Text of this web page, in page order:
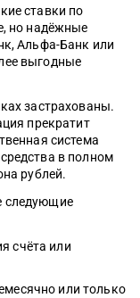
ставки по
но надёжные
Альфа-Банк или
выгодные
застрахованы.
прекратит
система
в полном
рублей.
следующие
счёта или
или только